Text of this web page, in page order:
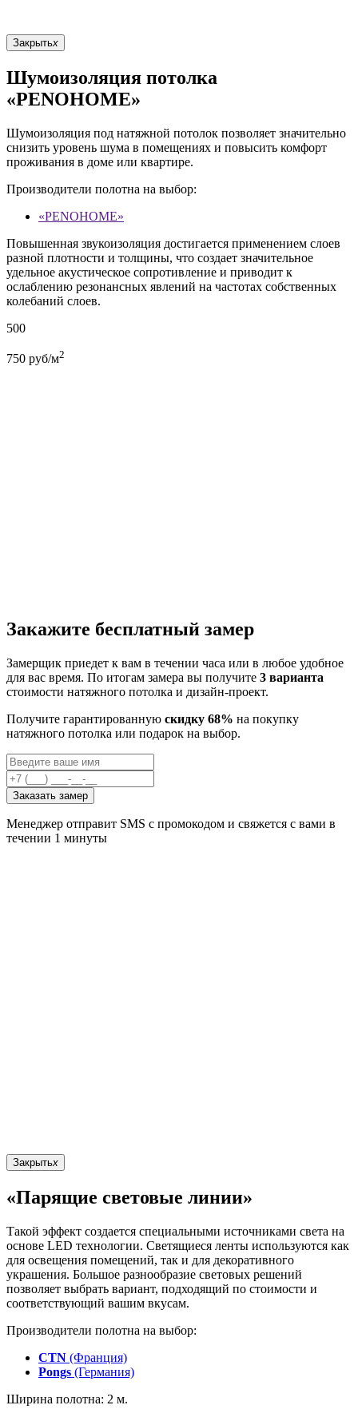
Закрытьx
Шумоизоляция потолка
«PENOHOME»
Шумоизоляция под натяжной потолок позволяет значительно
снизить уровень шума в помещениях и повысить комфорт
проживания в доме или квартире.
Производители полотна на выбор:
«PENOHOME»
Повышенная звукоизоляция достигается применением слоев
разной плотности и толщины, что создает значительное
удельное акустическое сопротивление и приводит к
ослаблению резонансных явлений на частотах собственных
колебаний слоев.
500
750 руб/м2
Закажите бесплатный замер
Замерщик приедет к вам в течении часа или в любое удобное
для вас время. По итогам замера вы получите 3 варианта
стоимости натяжного потолка и дизайн-проект.
Получите гарантированную скидку 68% на покупку
натяжного потолка или подарок на выбор.
Заказать замер
Менеджер отправит SMS с промокодом и свяжется с вами в
течении 1 минуты
Закрытьx
«Парящие световые линии»
Такой эффект создается специальными источниками света на
основе LED технологии. Светящиеся ленты используются как
для освещения помещений, так и для декоративного
украшения. Большое разнообразие световых решений
позволяет выбрать вариант, подходящий по стоимости и
соответствующий вашим вкусам.
Производители полотна на выбор:
CTN (Франция)
Pongs (Германия)
Ширина полотна: 2 м.